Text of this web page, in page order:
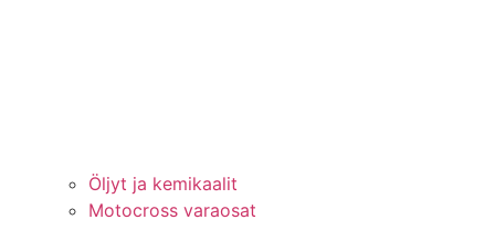
Öljyt ja kemikaalit
Motocross varaosat